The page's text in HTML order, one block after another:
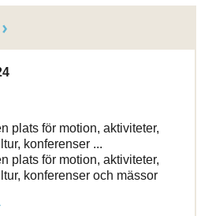
plats för motion, aktiviteter,
konferenser ...
plats för motion, aktiviteter,
konferenser och mässor